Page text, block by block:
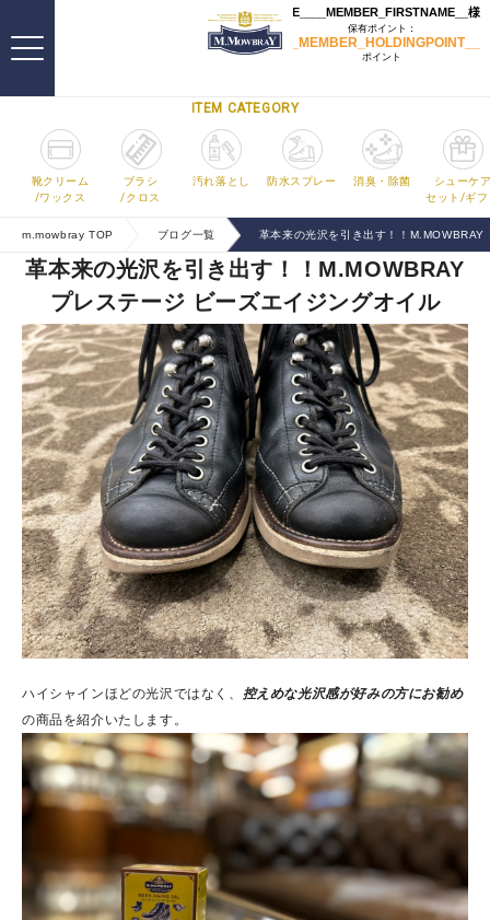
ITEM CATEGORY
靴クリーム
/ワックス
ブラシ
/クロス
汚れ落とし 防水スプレー 消臭・除菌
シューケ
セット/ギフ
m.mowbray TOP ブログ一覧 革本来の光沢を引き出す！！
革本来の光沢を引き出す！！M.MOWBRAY
プレステージ ビーズエイジングオイル
ハイシャインほどの光沢ではなく、 控えめな光沢感が好みの方にお勧め
の商品を紹介いたします。